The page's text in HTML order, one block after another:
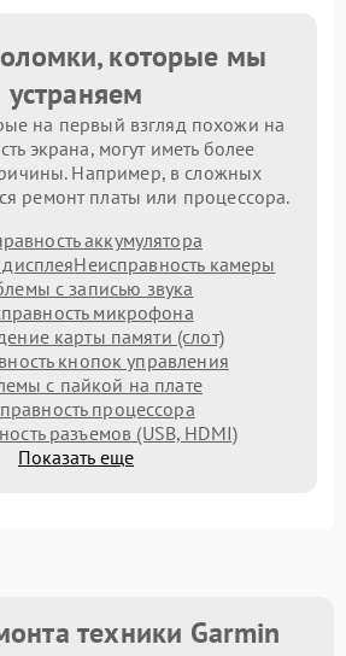
которые мы
устраняем
на первый взгляд похожи на
экрана, могут иметь более
Например, в сложных
ремонт платы или процессора.
аккумулятора
Неисправность камеры
с записью звука
микрофона
карты памяти (слот)
кнопок управления
с пайкой на плате
процессора
разъемов (USB, HDMI)
Показать еще
техники Garmin